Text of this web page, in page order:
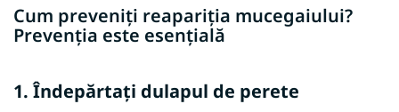
Cum preveniți reapariția mucegaiului?
Prevenția este esențială
1. Îndepărtați dulapul de perete